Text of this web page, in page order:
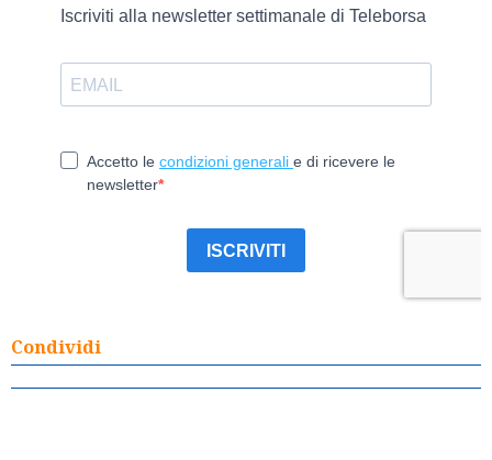
Condividi